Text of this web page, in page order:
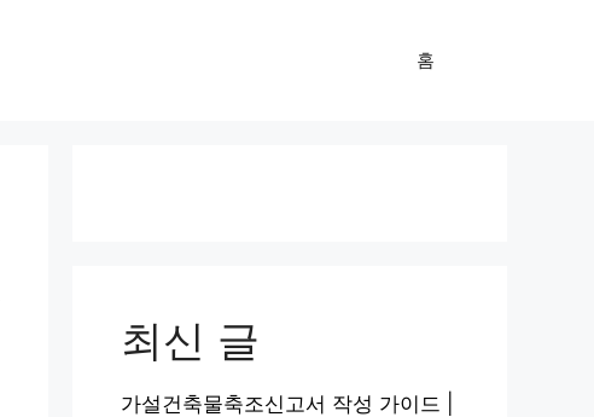
홈
최신 글
가설건축물축조신고서 작성 가이드 |